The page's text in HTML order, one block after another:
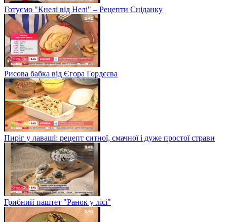
Готуємо "Кнелі від Нелі" – Рецепти Сніданку
Рисова бабка від Єгора Гордєєва
Пиріг у лаваші: рецепт ситної, смачної і дуже простої страви
Грибний паштет "Ранок у лісі"